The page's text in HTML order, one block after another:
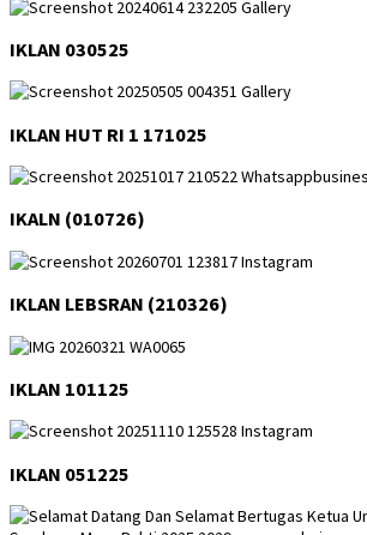
IKLAN 030525
IKLAN HUT RI 1 171025
IKALN (010726)
IKLAN LEBSRAN (210326)
IKLAN 101125
IKLAN 051225